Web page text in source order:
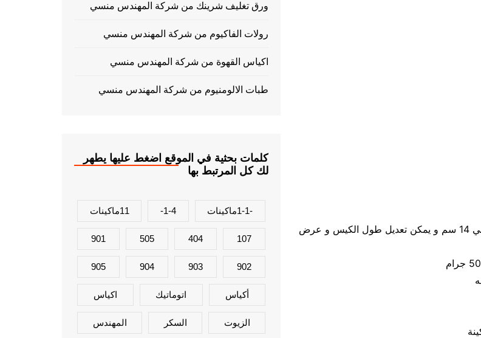
حجم الكيس طول الكيس من 5 سم الي 20 سم وعرض من 4 سم الي 14 سم و يمكن تعديل طول الكيس و عرض
ورق تغليف شرينك من شركة المهندس منسي
رولات الفاكيوم من شركة المهندس منسي
اكياس القهوة من شركة المهندس منسي
طبات الالومنيوم من شركة المهندس منسي
كلمات بحثية في الموقع اضغط عليها يطهر
لك كل المرتبط بها
-1-1ماكينات 1-4- 11ماكينات
107
404
505
901
902
903
904
905
أكياس اتوماتيك اكياس
الزيوت السكر المهندس